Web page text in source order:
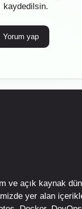
kaydedilsin.
ve açık kaynak
yer alan